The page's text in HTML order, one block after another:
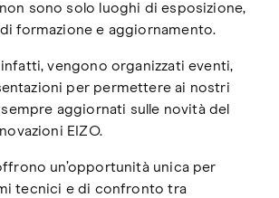
sono solo luoghi di esposizione,
formazione e aggiornamento.
vengono organizzati eventi,
per permettere ai nostri
aggiornati sulle novità del
EIZO.
un’opportunità unica per
tecnici e di confronto tra